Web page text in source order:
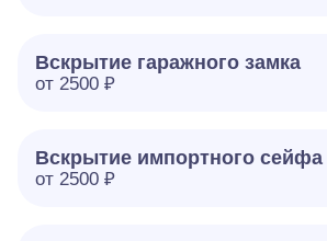
Вскрытие гаражного замка
от 2500 ₽
Вскрытие импортного сейфа
от 2500 ₽